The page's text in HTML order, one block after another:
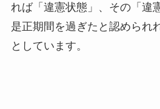
れば「違憲状態」、その「違
是正期間を過ぎたと認められ
としています。